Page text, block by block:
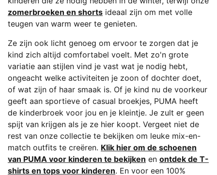
zomerbroeken en shorts ideaal zijn om met volle
teugen van warm weer te genieten.
Ze zijn ook licht genoeg om ervoor te zorgen dat je
kind zich altijd comfortabel voelt. Met zo'n grote
variatie aan stijlen vind je vast wat je nodig hebt,
ongeacht welke activiteiten je zoon of dochter doet,
of wat zijn of haar smaak is. Of je kind nu de voorkeur
geeft aan sportieve of casual broekjes, PUMA heeft
de kinderbroek voor jou en je kleintje. Je zult er geen
spijt van krijgen als je ze hier koopt. Vergeet niet de
rest van onze collectie te bekijken om leuke mix-en-
match outfits te creëren. Klik hier om de schoenen
van PUMA voor kinderen te bekijken en ontdek de T-
shirts en tops voor kinderen. En voor een 100%